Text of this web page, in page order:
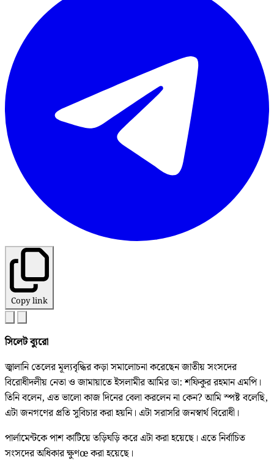
Copy link
সিলেট ব্যুরো
জ্বালানি তেলের মূল্যবৃদ্ধির কড়া সমালোচনা করেছেন জাতীয় সংসদের
বিরোধীদলীয় নেতা ও জামায়াতে ইসলামীর আমির ডা: শফিকুর রহমান এমপি।
তিনি বলেন, এত ভালো কাজ দিনের বেলা করলেন না কেন? আমি স্পষ্ট বলেছি,
এটা জনগণের প্রতি সুবিচার করা হয়নি। এটা সরাসরি জনস্বার্থ বিরোধী।
পার্লামেন্টকে পাশ কাটিয়ে তড়িঘড়ি করে এটা করা হয়েছে। এতে নির্বাচিত
সংসদের অধিকার ক্ষুণœ করা হয়েছে।